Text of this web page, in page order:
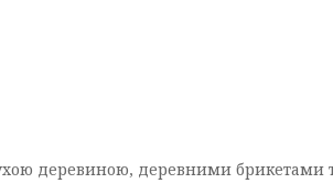
деревиною, деревними брикетами